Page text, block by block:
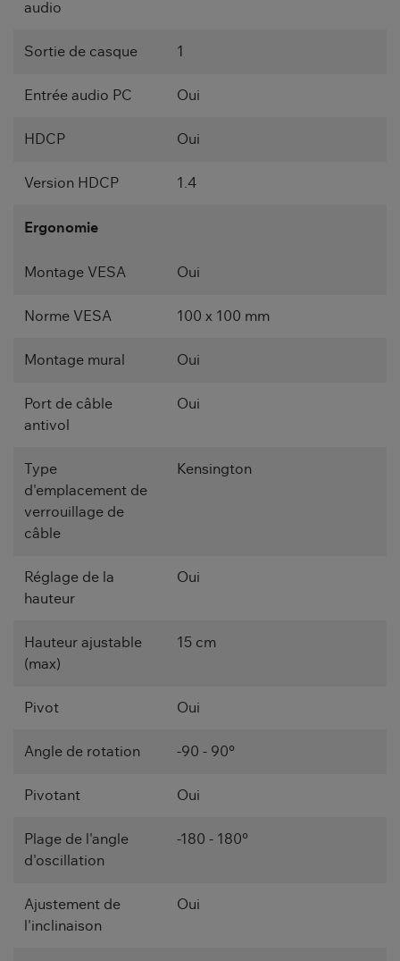
audio
Sortie de casque 1
Entrée audio PC Oui
HDCP Oui
Version HDCP 1.4
Ergonomie
Montage VESA Oui
Norme VESA 100 x 100 mm
Montage mural Oui
Port de câble
antivol
Oui
Type
d'emplacement de
verrouillage de
câble
Kensington
Réglage de la
hauteur
Oui
Hauteur ajustable
(max)
15 cm
Pivot Oui
Angle de rotation -90 - 90°
Pivotant Oui
Plage de l'angle
d'oscillation
-180 - 180°
Ajustement de
l'inclinaison
Oui